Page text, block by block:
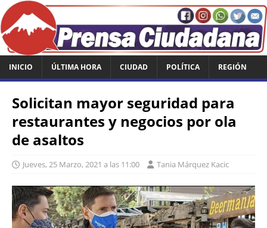
INICIO ÚLTIMA HORA CIUDAD POLÍTICA REGIÓN
Solicitan mayor seguridad para
restaurantes y negocios por ola
de asaltos
Jueves, 25 Marzo, 2021 a las 11:00 Tania Márquez Kacic